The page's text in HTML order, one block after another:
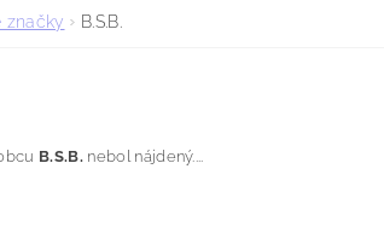
značky B.S.B.
B.S.B. nebol nájdený....